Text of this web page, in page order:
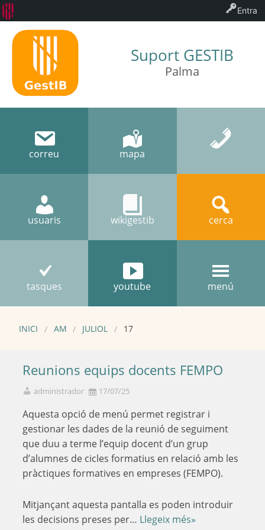
Suport GESTIB
Palma
correu mapa
usuaris wikigestib cerca
tasques youtube menú
INICI AM JULIOL 17
Reunions equips docents FEMPO
administrador 17/07/25
Aquesta opció de menú permet registrar i
gestionar les dades de la reunió de seguiment
que duu a terme l’equip docent d’un grup
d’alumnes de cicles formatius en relació amb les
pràctiques formatives en empreses (FEMPO).
Mitjançant aquesta pantalla es poden introduir
les decisions preses per… Llegeix més»
Entra